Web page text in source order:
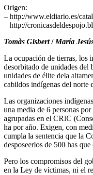
Origen:
– http://www.eldiario.es/
– http://
Tomàs Gisbert/ María
La ocupación de tierras, los
desorbitado de unidades
unidades de élite dela
cabildos indígenas del norte
Las organizaciones
una media de 6 personas
agrupadas en el CRIC
ha por año. Exigen, con
cumpla la sentencia que la
desposeerlos de 500 has
Pero los compromisos del
en la Ley de víctimas, ni el